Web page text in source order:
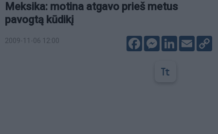
Meksika: motina atgavo prieš metus
pavogtą kūdikį
2009-11-06 12:00 FacebookMessenger
LinkedIn
Email